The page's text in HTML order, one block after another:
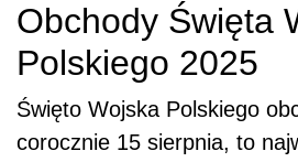
Obchody Święta
Polskiego 2025
Święto Wojska Polskiego
corocznie 15 sierpnia, to